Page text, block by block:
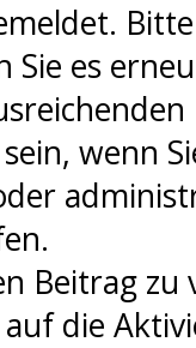
Sie es
wenn
Beitrag
die